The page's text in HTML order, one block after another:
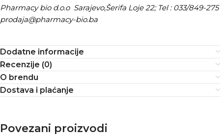
Pharmacy bio d.o.o Sarajevo,Šerifa Loje 22; Tel : 033/849-275
prodaja@pharmacy-bio.ba
Dodatne informacije
Recenzije (0)
O brendu
Dostava i plaćanje
Povezani proizvodi